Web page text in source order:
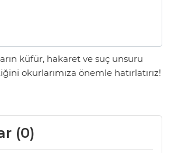
küfür, hakaret ve suç unsuru
okurlarımıza önemle hatırlatırız!
(0)